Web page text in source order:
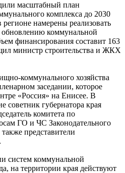
масштабный план
комплекса до 2030
намерены реализовать
коммунальной
финансирования составит 163
министр строительства и ЖКХ
коммунального хозяйства
заседании, которое
«Россия» на Енисее. В
советник губернатора края
комитета по
ГО и ЧС Законодательного
представители
систем коммунальной
на территории края действуют